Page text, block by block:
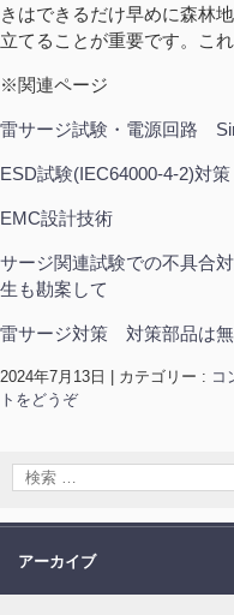
きはできるだけ早めに森林
立てることが重要です。こ
※関連ページ
雷サージ試験・電源回路
ESD試験(IEC64000-4-2)対策
EMC設計技術
サージ関連試験での不具合
生も勘案して
雷サージ対策 対策部品は無
2024年7月13日 | カテゴリー : コ
トをどうぞ
アーカイブ